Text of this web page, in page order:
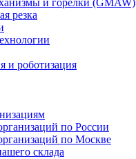
и горелки (GMAW)
резка
и роботизация
по России
по Москве
склада